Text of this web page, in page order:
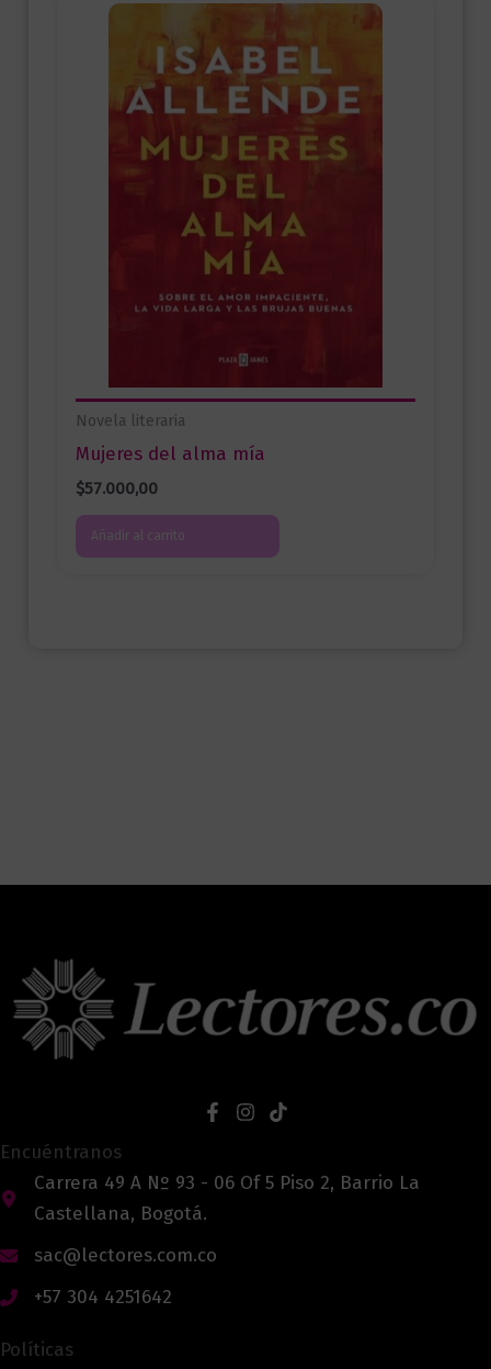
Novela literaria
Mujeres del alma mía
$57.000,00
Añadir al carrito
Encuéntranos
Carrera 49 A Nº 93 - 06 Of 5 Piso 2, Barrio La
Castellana, Bogotá.
sac@lectores.com.co
+57 304 4251642
Políticas